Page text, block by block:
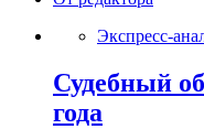
Экспресс-
Судебный
года